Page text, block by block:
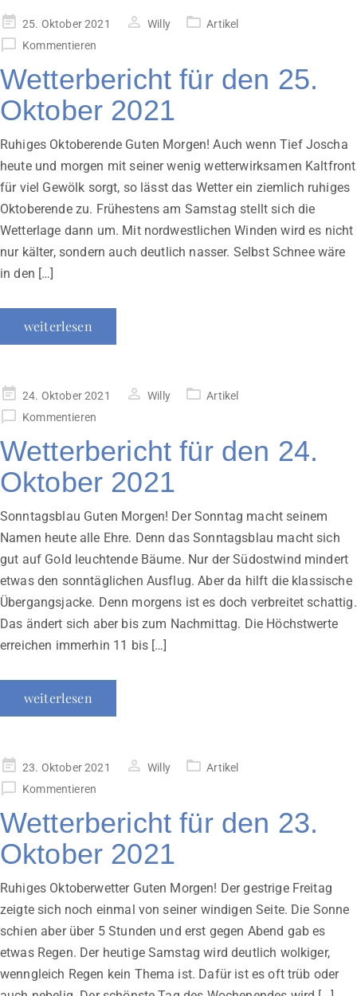
Veröffentlicht
am
25. Oktober 2021 Willy
Artikel
Kommentieren
Wetterbericht für den 25.
Oktober 2021
Ruhiges Oktoberende Guten Morgen! Auch wenn Tief Joscha
heute und morgen mit seiner wenig wetterwirksamen Kaltfront
für viel Gewölk sorgt, so lässt das Wetter ein ziemlich ruhiges
Oktoberende zu. Frühestens am Samstag stellt sich die
Wetterlage dann um. Mit nordwestlichen Winden wird es nicht
nur kälter, sondern auch deutlich nasser. Selbst Schnee wäre
in den […]
weiterlesen
Veröffentlicht
am
24. Oktober 2021 Willy
Artikel
Kommentieren
Wetterbericht für den 24.
Oktober 2021
Sonntagsblau Guten Morgen! Der Sonntag macht seinem
Namen heute alle Ehre. Denn das Sonntagsblau macht sich
gut auf Gold leuchtende Bäume. Nur der Südostwind mindert
etwas den sonntäglichen Ausflug. Aber da hilft die klassische
Übergangsjacke. Denn morgens ist es doch verbreitet schattig.
Das ändert sich aber bis zum Nachmittag. Die Höchstwerte
erreichen immerhin 11 bis […]
weiterlesen
Veröffentlicht
am
23. Oktober 2021 Willy
Artikel
Kommentieren
Wetterbericht für den 23.
Oktober 2021
Ruhiges Oktoberwetter Guten Morgen! Der gestrige Freitag
zeigte sich noch einmal von seiner windigen Seite. Die Sonne
schien aber über 5 Stunden und erst gegen Abend gab es
etwas Regen. Der heutige Samstag wird deutlich wolkiger,
wenngleich Regen kein Thema ist. Dafür ist es oft trüb oder